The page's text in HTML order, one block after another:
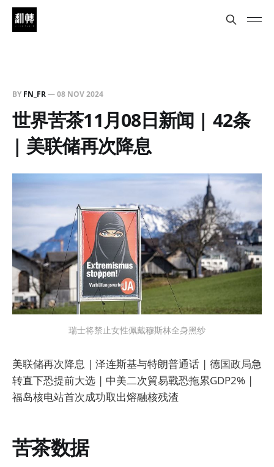
BY FN_FR—08 NOV 2024
世界苦茶11月08日新闻 | 42条
| 美联储再次降息
瑞士将禁止女性佩戴穆斯林全身黑纱
美联储再次降息 | 泽连斯基与特朗普通话 | 德国政局急
转直下恐提前大选 | 中美二次貿易戰恐拖累GDP2% |
福岛核电站首次成功取出熔融核残渣
苦茶数据